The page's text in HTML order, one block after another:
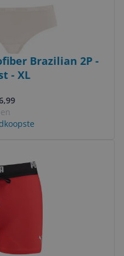
Brazilian 2P -
- XL